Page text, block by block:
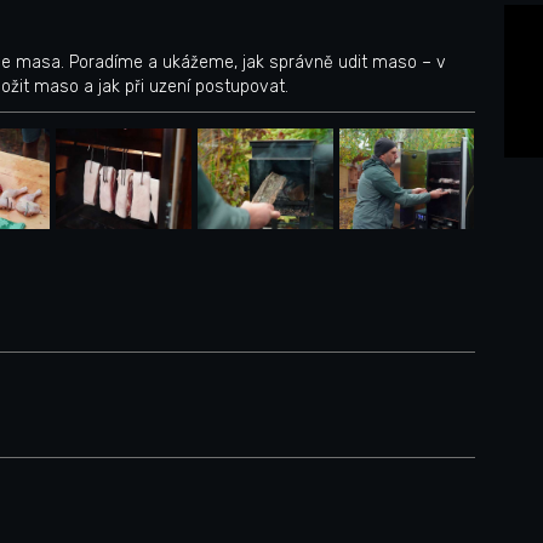
masa. Poradíme a ukážeme, jak správně udit maso – v
maso a jak při uzení postupovat.